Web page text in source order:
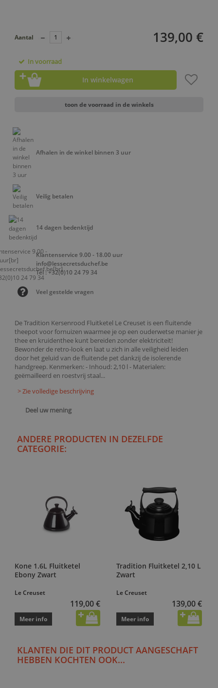
De Tradition Kersenrood Fluitketel Le Creuset is een fluitende
theepot voor fornuizen waarmee je op een ouderwetse manier je
thee en kruidenthee kunt bereiden zonder elektriciteit!
Bewonder de retro-look en laat u zich in alle veiligheid leiden
door het geluid van de fluitende pet dankzij de isolerende
handgreep. Kenmerken: - Inhoud: 2,10 l - Materialen:
geëmailleerd en roestvrij staal...
> Zie volledige beschrijving
Deel uw mening
139,00 €
Aantal
In voorraad
In winkelwagen
toon de voorraad in de winkels
Afhalen in de winkel binnen 3 uur
Veilig betalen
14 dagen bedenktijd
Klantenservice 9.00 - 18.00 uur
info@lessecretsduchef.be
Tel : +32(0)10 24 79 34
Veel gestelde vragen
ANDERE PRODUCTEN IN DEZELFDE
CATEGORIE:
Kone 1.6L Fluitketel
Ebony Zwart
Le Creuset
119,00 €
Meer info
Tradition Fluitketel 2,10 L
Zwart
Le Creuset
139,00 €
Meer info
KLANTEN DIE DIT PRODUCT AANGESCHAFT
HEBBEN KOCHTEN OOK...